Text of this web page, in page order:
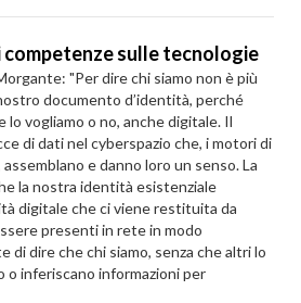
competenze sulle tecnologie
"Per dire chi siamo non è più
documento d’identità, perché
lo vogliamo o no, anche digitale. Il
di dati nel cyberspazio che, i motori di
e danno loro un senso. La
la nostra identità esistenziale
digitale che ci viene restituita da
presenti in rete in modo
di dire che chi siamo, senza che altri lo
o inferiscano informazioni per